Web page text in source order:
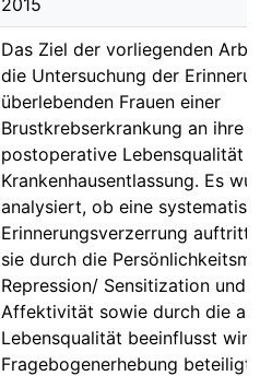
2015
Das Ziel der vorliegenden
die Untersuchung der
überlebenden Frauen einer
Brustkrebserkrankung an ihre
postoperative Lebensqualität
Krankenhausentlassung. Es
analysiert, ob eine
Erinnerungsverzerrung auftritt
sie durch die
Repression/ Sensitization und
Affektivität sowie durch die
Lebensqualität beeinflusst
Fragebogenerhebung